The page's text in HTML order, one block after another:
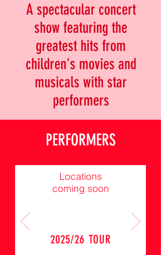
A spectacular concert
show featuring the
greatest hits from
children's movies and
musicals with star
performers
PERFORMERS
Locations
coming soon
2025/26 TOUR